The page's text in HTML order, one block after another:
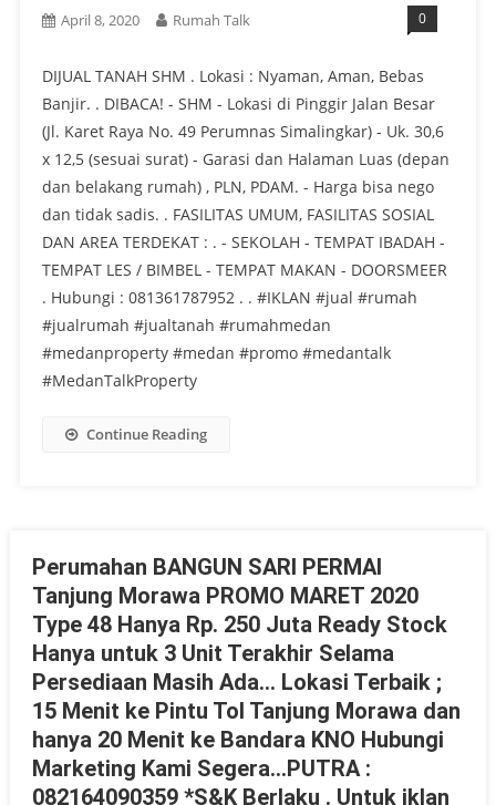
April 8, 2020 Rumah Talk 0
DIJUAL TANAH SHM . Lokasi : Nyaman, Aman, Bebas
Banjir. . DIBACA! - SHM - Lokasi di Pinggir Jalan Besar
(Jl. Karet Raya No. 49 Perumnas Simalingkar) - Uk. 30,6
x 12,5 (sesuai surat) - Garasi dan Halaman Luas (depan
dan belakang rumah) , PLN, PDAM. - Harga bisa nego
dan tidak sadis. . FASILITAS UMUM, FASILITAS SOSIAL
DAN AREA TERDEKAT : . - SEKOLAH - TEMPAT IBADAH -
TEMPAT LES / BIMBEL - TEMPAT MAKAN - DOORSMEER
. Hubungi : 081361787952 . . #IKLAN #jual #rumah
#jualrumah #jualtanah #rumahmedan
#medanproperty #medan #promo #medantalk
#MedanTalkProperty
Continue Reading
Perumahan BANGUN SARI PERMAI
Tanjung Morawa PROMO MARET 2020
Type 48 Hanya Rp. 250 Juta Ready Stock
Hanya untuk 3 Unit Terakhir Selama
Persediaan Masih Ada… Lokasi Terbaik ;
15 Menit ke Pintu Tol Tanjung Morawa dan
hanya 20 Menit ke Bandara KNO Hubungi
Marketing Kami Segera…PUTRA :
082164090359 *S&K Berlaku . Untuk iklan